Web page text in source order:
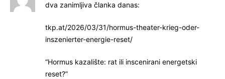
dva zanimljiva članka danas:
tkp.at/2026/03/31/hormus-theater-krieg-oder-
inszenierter-energie-reset/
“Hormus kazalište: rat ili inscenirani energetski
reset?”